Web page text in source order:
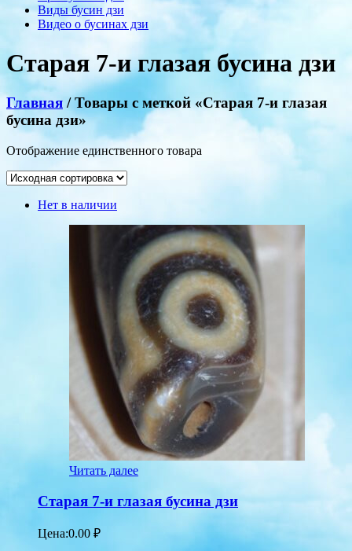
Виды бусин дзи
Видео о бусинах дзи
Старая 7-и глазая бусина дзи
Главная / Товары с меткой «Старая 7-и глазая
бусина дзи»
Отображение единственного товара
Нет в наличии
Читать далее
Старая 7-и глазая бусина дзи
Цена:0.00 ₽